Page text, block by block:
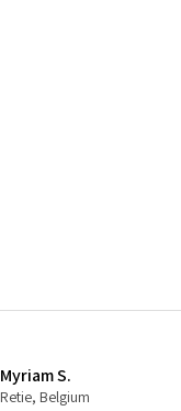
Myriam S.
Retie, Belgium